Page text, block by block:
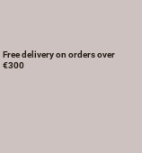
Free delivery on orders over
€300